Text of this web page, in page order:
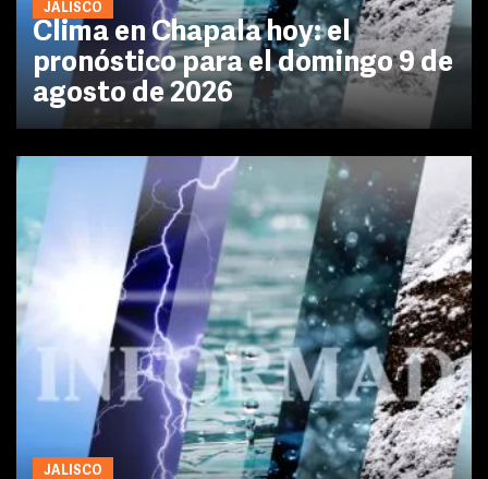
JALISCO
Clima en Chapala hoy: el
pronóstico para el domingo 9 de
agosto de 2026
JALISCO